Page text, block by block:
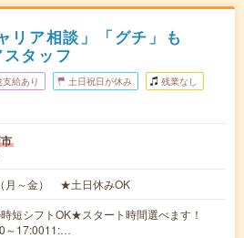
リア相談」「グチ」も
タッフ
給あり 土日祝日が休み 残業なし
月～金） ★土日休みOK
短シフトOK★スタート時間選べます！
～17:0011:…